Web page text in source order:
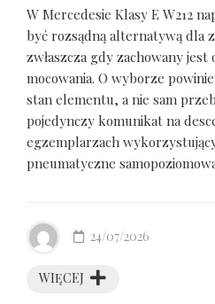
W Mercedesie Klasy E W212
być rozsądną alternatywą dla
zwłaszcza gdy zachowany
mocowania. O wyborze
stan elementu, a nie sam
pojedynczy komunikat na
egzemplarzach
pneumatyczne
WIĘCEJ
24/07/2026